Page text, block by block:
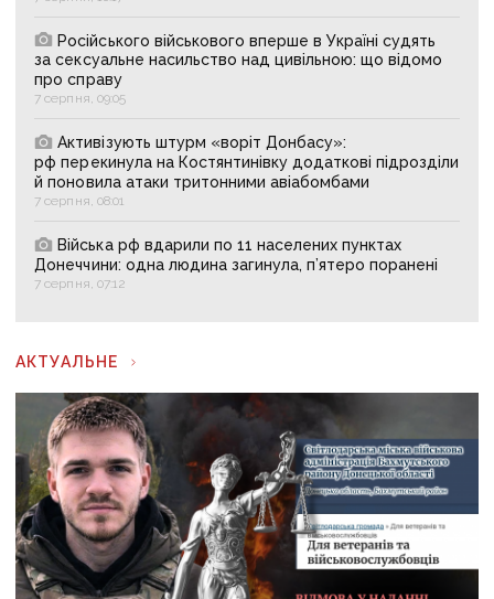
Російського військового вперше в Україні судять
за сексуальне насильство над цивільною: що відомо
про справу
7 серпня, 09:05
Активізують штурм «воріт Донбасу»:
рф перекинула на Костянтинівку додаткові підрозділи
й поновила атаки тритонними авіабомбами
7 серпня, 08:01
Війська рф вдарили по 11 населених пунктах
Донеччини: одна людина загинула, п’ятеро поранені
7 серпня, 07:12
АКТУАЛЬНЕ